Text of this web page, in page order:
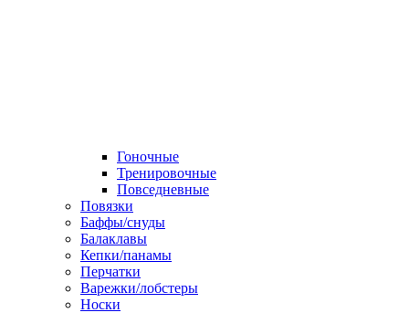
Гоночные
Тренировочные
Повседневные
Повязки
Баффы/снуды
Балаклавы
Кепки/панамы
Перчатки
Варежки/лобстеры
Носки